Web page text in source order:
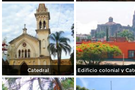
Catedral